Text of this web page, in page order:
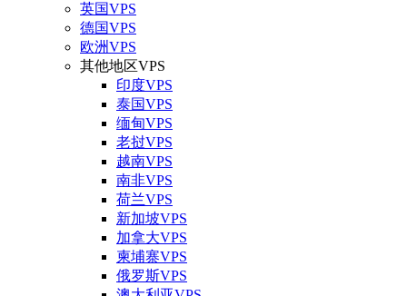
英国VPS
德国VPS
欧洲VPS
其他地区VPS
印度VPS
泰国VPS
缅甸VPS
老挝VPS
越南VPS
南非VPS
荷兰VPS
新加坡VPS
加拿大VPS
柬埔寨VPS
俄罗斯VPS